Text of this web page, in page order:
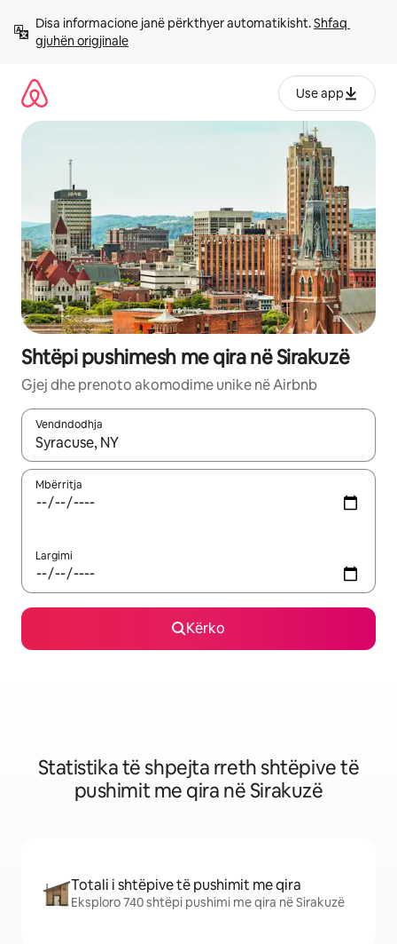
përmbajtja
Disa informacione janë përkthyer automatikisht. Shfaq
gjuhën origjinale
Use app
Shtëpi pushimesh me qira në Sirakuzë
Gjej dhe prenoto akomodime unike në Airbnb
Vendndodhja
Kur rezultatet të jenë të disponueshme, lëviz me butonat e
Mbërritja
Largimi
Kërko
Statistika të shpejta rreth shtëpive të
pushimit me qira në Sirakuzë
Totali i shtëpive të pushimit me qira
Eksploro 740 shtëpi pushimi me qira në Sirakuzë